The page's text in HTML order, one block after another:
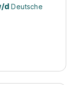
d Deutsche